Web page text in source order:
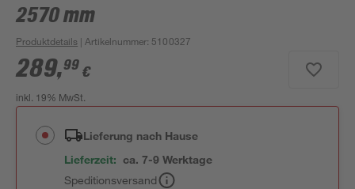
2570 mm
Produktdetails | Artikelnummer: 5100327
289,99 €
inkl. 19% MwSt.
Lieferung nach Hause
Lieferzeit: ca. 7-9 Werktage
Speditionsversand